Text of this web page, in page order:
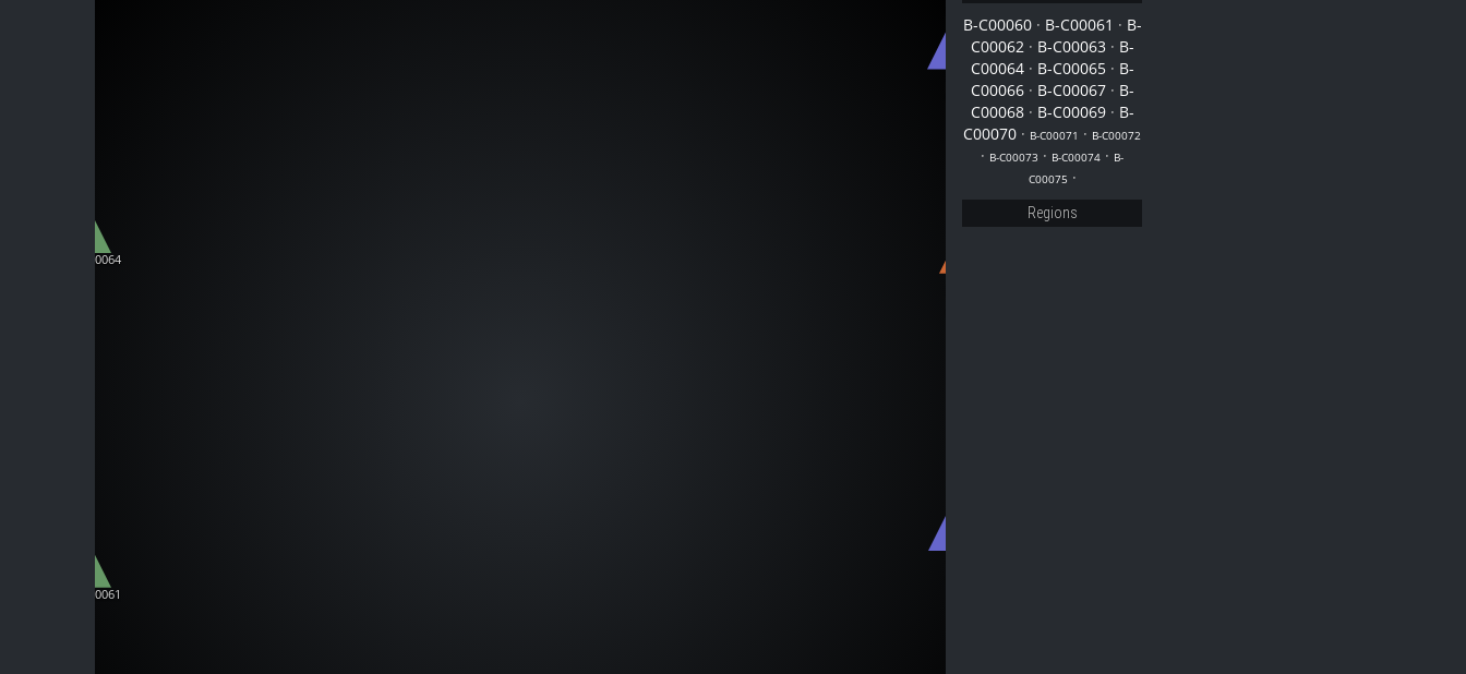
B-C00061
B-C00064
C00067
B-C00060· B-C00061 · B-
C00062· B-C00063· B-
C00064· B-C00065· B-
C00066· B-C00067· B-
C00068· B-C00069· B-
C00070 · B-C00071 · B-C00072
· B-C00073 · B-C00074 · B-
C00075 ·
Regions